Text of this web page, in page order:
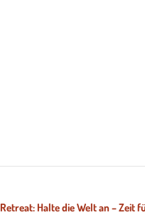
Retreat: Halte die Welt an – Zeit